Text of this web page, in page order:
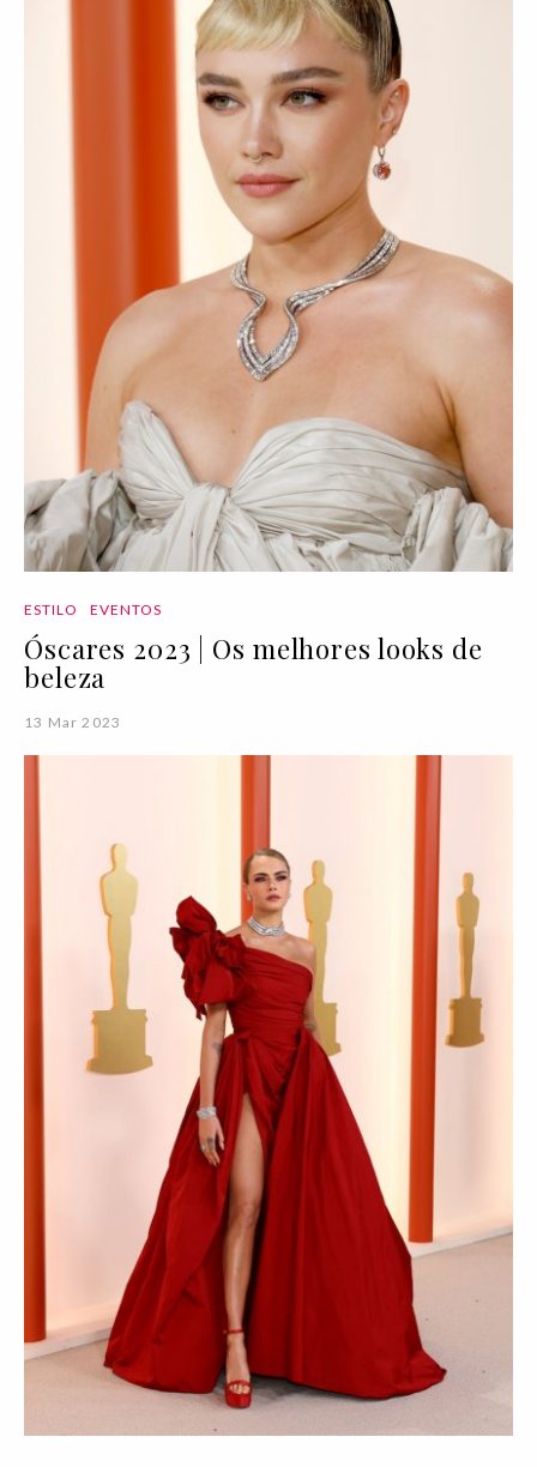
ESTILO EVENTOS
Óscares 2023 | Os melhores looks de
beleza
13 Mar 2023